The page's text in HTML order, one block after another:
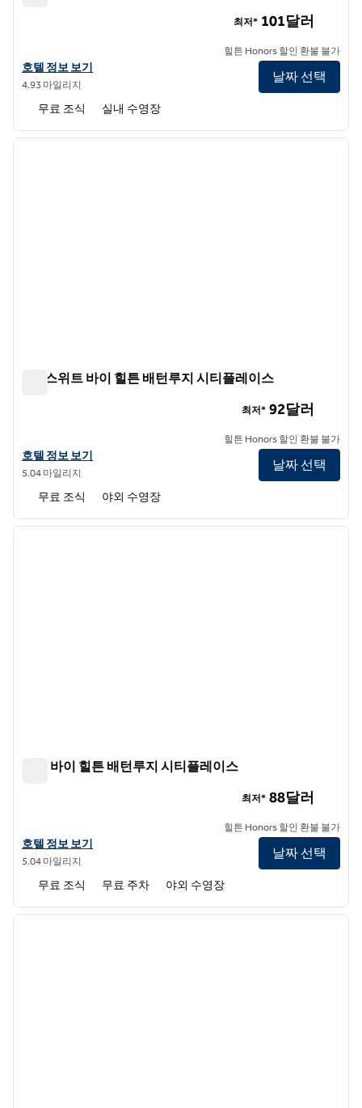
앰버시 스위트 바이 힐튼 배턴루지의 호텔 정보 보기
호텔 정보 보기
4.93 마일리지
최저* 101달러
힐튼 Honors 할인 환불 불가
날짜 선택
무료 조식 실내 수영장
1/12
다음
홈2 스위트 바이 힐튼 배턴루지 시티플레이스
홈2 스위트 바이 힐튼 배턴루지 시티플레이스의 호텔 정보 보기
호텔 정보 보기
5.04 마일리지
최저* 92달러
힐튼 Honors 할인 환불 불가
날짜 선택
무료 조식 야외 수영장
1/9
다음
트루 바이 힐튼 배턴루지 시티플레이스
트루 바이 힐튼 Baton Rouge Citiplace의 호텔 정보 보기
호텔 정보 보기
5.04 마일리지
최저* 88달러
힐튼 Honors 할인 환불 불가
날짜 선택
무료 조식 무료 주차 야외 수영장
1/12
다음